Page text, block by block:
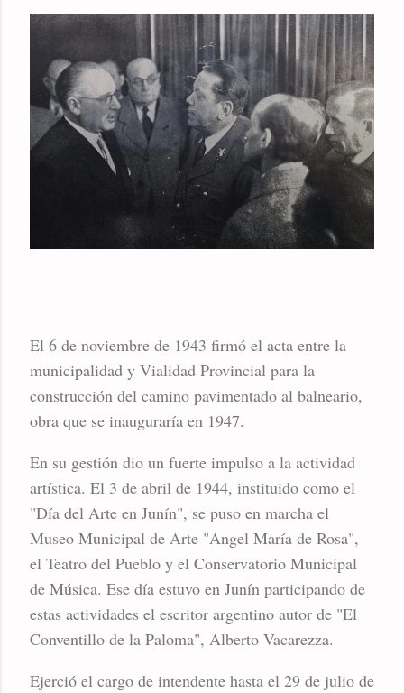
El 6 de noviembre de 1943 firmó el acta entre la
municipalidad y Vialidad Provincial para la
construcción del camino pavimentado al balneario,
obra que se inauguraría en 1947.
En su gestión dio un fuerte impulso a la actividad
artística. El 3 de abril de 1944, instituido como el
"Día del Arte en Junín", se puso en marcha el
Museo Municipal de Arte "Angel María de Rosa",
el Teatro del Pueblo y el Conservatorio Municipal
de Música. Ese día estuvo en Junín participando de
estas actividades el escritor argentino autor de "El
Conventillo de la Paloma", Alberto Vacarezza.
Ejerció el cargo de intendente hasta el 29 de julio de